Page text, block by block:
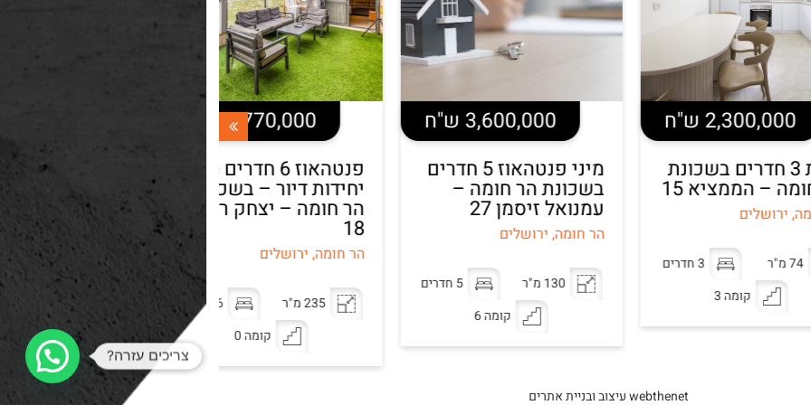
ש"ח
בשכונת
15
3 חדרים
3,600,000 ש"ח
מיני פנטהאוז 5 חדרים
בשכונת הר חומה –
עמנואל זיסמן 27
הר חומה, ירושלים
5 חדרים
4,770,000 ש"ח
פנטהאוז 6 חדרים + 2
יחידות דיור – בשכונת
הר חומה – יצחק רפאל
הר חומה, ירושלים
6 חדרים
דירת 5 חדרים בשכונת
הר חומה – עמנואל
זיסמן
הר חומה, ירושלים
113 מ"ר
קומה 2
webthenet עיצוב ובניית אתרים
צריכים עזרה?